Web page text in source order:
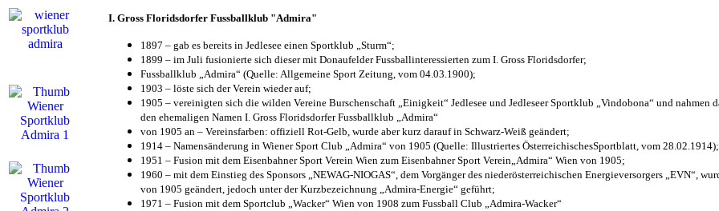
I. Gross Floridsdorfer Fussballklub "Admira"
1897 – gab es bereits in Jedlesee einen Sportklub „Sturm“;
1899 – im Juli fusionierte sich dieser mit Donaufelder Fussballinteressierten zum I. Gross Floridsdorfer;
Fussballklub „Admira“ (Quelle: Allgemeine Sport Zeitung, vom 04.03.1900);
1903 – löste sich der Verein wieder auf;
1905 – vereinigten sich die wilden Vereine Burschenschaft „Einigkeit“ Jedlesee und Jedleseer Sportklub „Vindobona“ und nahmen
den ehemaligen Namen I. Gross Floridsdorfer Fussballklub „Admira“
von 1905 an – Vereinsfarben: offiziell Rot-Gelb, wurde aber kurz darauf in Schwarz-Weiß geändert;
1914 – Namensänderung in Wiener Sport Club „Admira“ von 1905 (Quelle: Illustriertes ÖsterreichischesSportblatt, vom 28.02.1914);
1951 – Fusion mit dem Eisenbahner Sport Verein Wien zum Eisenbahner Sport Verein„Admira“ Wien von 1905;
1960 – mit dem Einstieg des Sponsors „NEWAG-NIOGAS“, dem Vorgänger des niederösterreichischen Energieversorgers „EVN“,
von 1905 geändert, jedoch unter der Kurzbezeichnung „Admira-Energie“ geführt;
1971 – Fusion mit dem Sportclub „Wacker“ Wien von 1908 zum Fussball Club „Admira-Wacker“